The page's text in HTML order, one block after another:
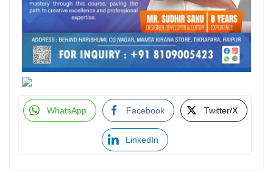
WhatsApp Facebook Twitter/X
LinkedIn